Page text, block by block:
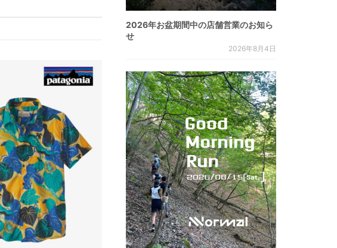
2026年お盆期間中の店舗営業のお知ら
せ
2026年8月4日